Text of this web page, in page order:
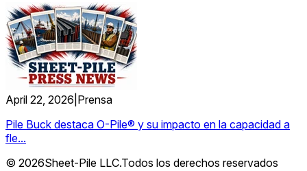
April 22, 2026 Prensa
Pile Buck destaca O-Pile® y su impacto en la capacidad a
fle...
© 2026Sheet-Pile LLC.Todos los derechos reservados